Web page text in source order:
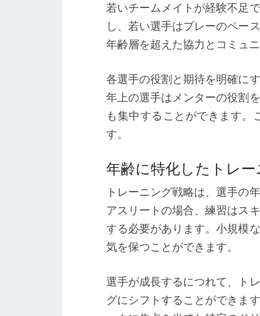
若いチームメイトが経験不足
し、若い選手はプレーのペー
年齢層を超えた協力とコミュ
各選手の役割と期待を明確に
年上の選手はメンターの役割
も集中することができます。
す。
年齢に特化したトレ
トレーニング戦略は、選手の
アスリートの場合、練習はス
する必要があります。小規模
気を保つことができます。
選手が成長するにつれて、ト
グにシフトすることができま